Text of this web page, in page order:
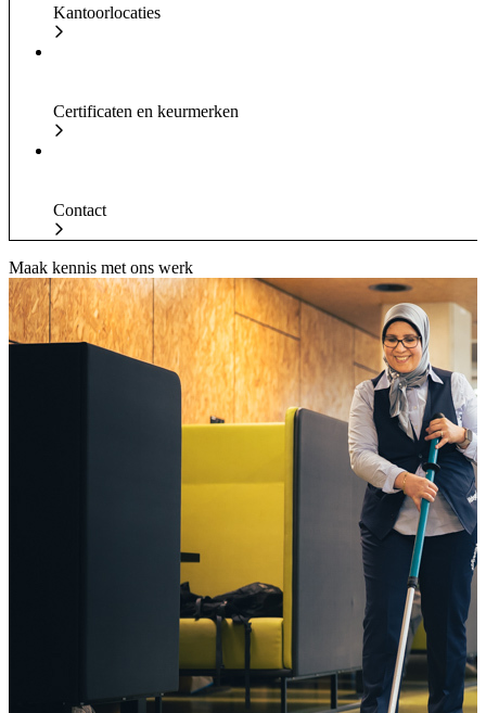
Kantoorlocaties
Certificaten en keurmerken
Contact
Maak kennis met ons werk